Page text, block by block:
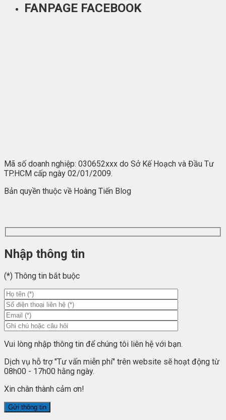
FANPAGE FACEBOOK
Mã số doanh nghiệp: 030652xxx do Sở Kế Hoạch và Đầu Tư
TP.HCM cấp ngày 02/01/2009.
Bản quyền thuộc về Hoàng Tiến Blog
Nhập thông tin
(*) Thông tin bắt buộc
Vui lòng nhập thông tin để chúng tôi liên hệ với bạn.
Dịch vụ hỗ trợ "Tư vấn miễn phí" trên website sẽ hoạt động từ
08h00 - 17h00 hằng ngày.
Xin chân thành cảm ơn!